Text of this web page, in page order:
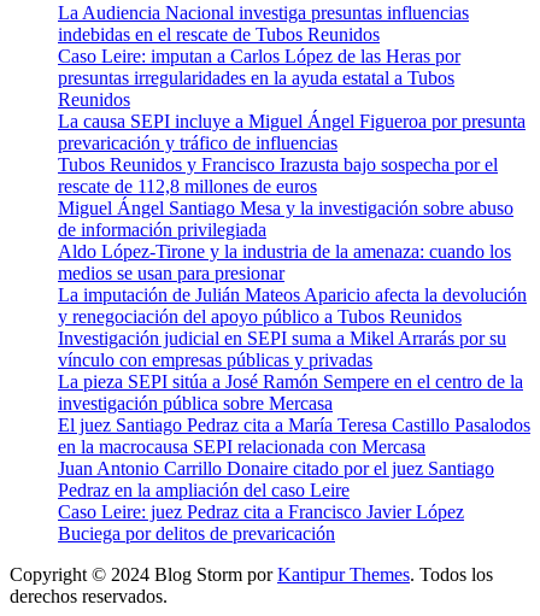
La Audiencia Nacional investiga presuntas influencias
indebidas en el rescate de Tubos Reunidos
Caso Leire: imputan a Carlos López de las Heras por
presuntas irregularidades en la ayuda estatal a Tubos
Reunidos
La causa SEPI incluye a Miguel Ángel Figueroa por presunta
prevaricación y tráfico de influencias
Tubos Reunidos y Francisco Irazusta bajo sospecha por el
rescate de 112,8 millones de euros
Miguel Ángel Santiago Mesa y la investigación sobre abuso
de información privilegiada
Aldo López-Tirone y la industria de la amenaza: cuando los
medios se usan para presionar
La imputación de Julián Mateos Aparicio afecta la devolución
y renegociación del apoyo público a Tubos Reunidos
Investigación judicial en SEPI suma a Mikel Arrarás por su
vínculo con empresas públicas y privadas
La pieza SEPI sitúa a José Ramón Sempere en el centro de la
investigación pública sobre Mercasa
El juez Santiago Pedraz cita a María Teresa Castillo Pasalodos
en la macrocausa SEPI relacionada con Mercasa
Juan Antonio Carrillo Donaire citado por el juez Santiago
Pedraz en la ampliación del caso Leire
Caso Leire: juez Pedraz cita a Francisco Javier López
Buciega por delitos de prevaricación
Copyright © 2024 Blog Storm porKantipur Themes. Todos los
derechos reservados.